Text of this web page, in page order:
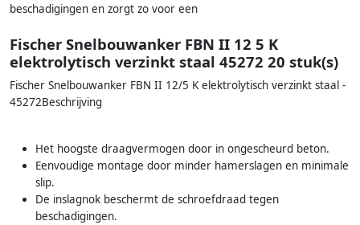
beschadigingen en zorgt zo voor een
Fischer Snelbouwanker FBN II 12 5 K
elektrolytisch verzinkt staal 45272 20 stuk(s)
Fischer Snelbouwanker FBN II 12/5 K elektrolytisch verzinkt staal -
45272Beschrijving
Het hoogste draagvermogen door in ongescheurd beton.
Eenvoudige montage door minder hamerslagen en minimale
slip.
De inslagnok beschermt de schroefdraad tegen
beschadigingen.